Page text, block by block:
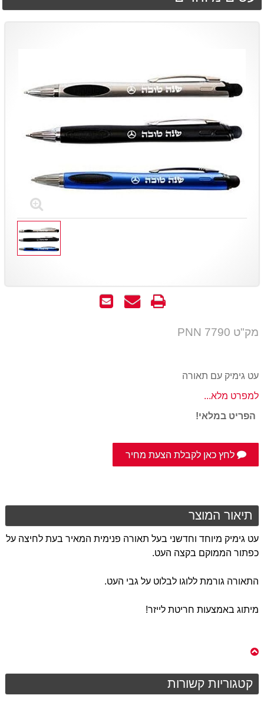
שלח
שאל
הדפס
מק"ט PNN 7790
עט גימיק עם תאורה
למפרט מלא...
הפריט במלאי!
לחץ כאן לקבלת הצעת מחיר
תיאור המוצר
עט גימיק מיוחד וחדשני בעל תאורה פנימית המאיר בעת לחיצה על
כפתור הממוקם בקצה העט.
התאורה גורמת ללוגו לבלוט על גבי העט.
מיתוג באמצעות חריטת לייזר!
קטגוריות קשורות